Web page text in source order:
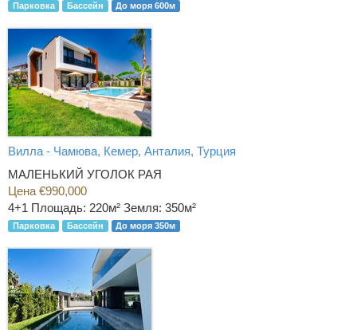
Парковка Бассейн До моря 600м
Вилла - Чамюва, Кемер, Анталия, Турция
МАЛЕНЬКИЙ УГОЛОК РАЯ
Цена €990,000
4+1 Площадь: 220м² Земля: 350м²
Парковка Бассейн До моря 350м